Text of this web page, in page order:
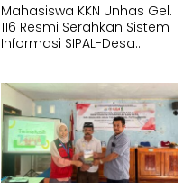
Mahasiswa KKN Unhas Gel.
116 Resmi Serahkan Sistem
Informasi SIPAL-Desa